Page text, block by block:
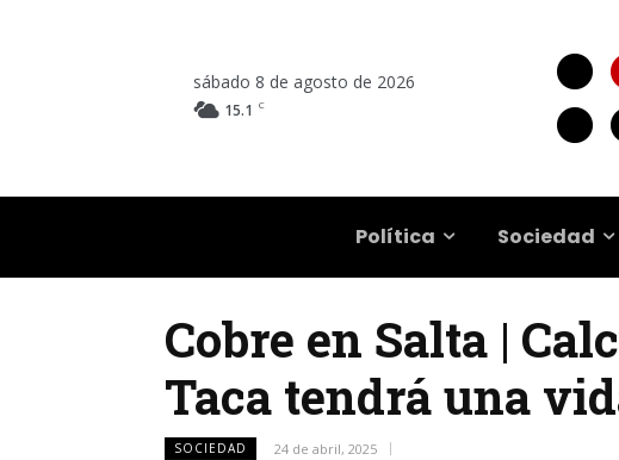
sábado 8 de agosto de 2026
15.1 C
Política Sociedad
Cobre en Salta |
Taca tendrá una
SOCIEDAD 24 de abril, 2025